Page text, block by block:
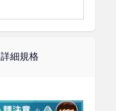
詳細規格